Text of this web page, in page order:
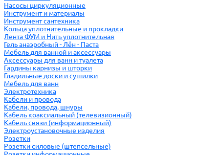
Насосы циркуляционные
Инструмент и материалы
Инструмент сантехника
Кольца уплотнительные и прокладки
Лента ФУМ и Нить уплотнительная
Гель анаэробный - Лён - Паста
Мебель для ванной и аксессуары
Аксессуары для ванн и туалета
Гардины карнизы и шторки
Гладильные доски и сушилки
Мебель для ванн
Электротехника
Кабели и провода
Кабели, провода, шнуры
Кабель коаксиальный (телевизионный)
Кабель связи (информационный)
Электроустановочные изделия
Розетки
Розетки силовые (штепсельные)